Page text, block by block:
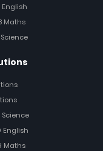
English
Maths
Science
Science
English
Maths